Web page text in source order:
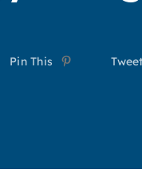
Pin This